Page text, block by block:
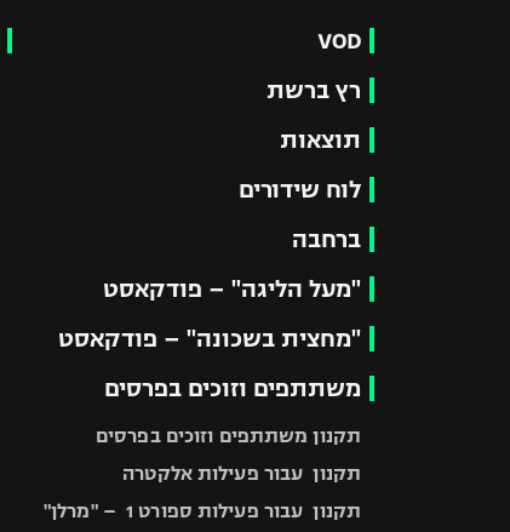
VOD
רץ ברשת
תוצאות
לוח שידורים
ברחבה
"מעל הליגה" – פודקאסט
"מחצית בשכונה" – פודקאסט
משתתפים וזוכים בפרסים
תקנון משתתפים וזוכים בפרסים
תקנון עבור פעילות אלקטרה
תקנון עבור פעילות ספורט 1 – "מרלן"